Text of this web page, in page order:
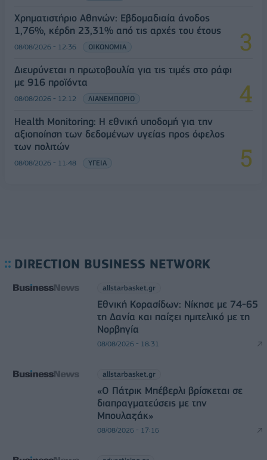
Χρηματιστήριο Αθηνών: Εβδομαδιαία άνοδος
1,76%, κέρδη 23,31% από τις αρχές του έτους
08/08/2026 - 12:36 ΟΙΚΟΝΟΜΙΑ
Διευρύνεται η πρωτοβουλία για τις τιμές στο ράφι
με 916 προϊόντα
08/08/2026 - 12:12 ΛΙΑΝΕΜΠΟΡΙΟ
Health Monitoring: Η εθνική υποδομή για την
αξιοποίηση των δεδομένων υγείας προς όφελος
των πολιτών
08/08/2026 - 11:48 ΥΓΕΙΑ
DIRECTION BUSINESS NETWORK
allstarbasket.gr
Εθνική Κορασίδων: Νίκησε με 74-65
τη Δανία και παίζει ημιτελικό με τη
Νορβηγία
08/08/2026 - 18:31
allstarbasket.gr
«Ο Πάτρικ Μπέβερλι βρίσκεται σε
διαπραγματεύσεις με την
Μπουλαζάκ»
08/08/2026 - 17:16